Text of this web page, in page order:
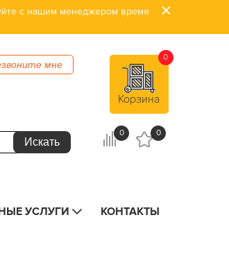
с нашим менеджером время
мне
Корзина
0
0 0
УСЛУГИ КОНТАКТЫ